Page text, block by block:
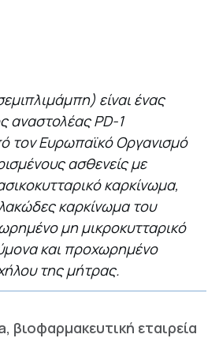
είναι ένας
αναστολέας PD-1
τον Ευρωπαϊκό Οργανισμό
ασθενείς με
καρκίνωμα,
καρκίνωμα του
μη μικροκυτταρικό
και προχωρημένο
της μήτρας.
βιοφαρμακευτική εταιρεία